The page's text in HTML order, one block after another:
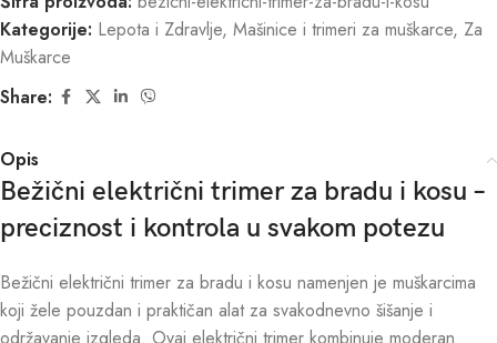
Kategorije: Lepota i Zdravlje, Mašinice i trimeri za muškarce, Za
Muškarce
Share:
Opis
Bežični električni trimer za bradu i kosu –
preciznost i kontrola u svakom potezu
Bežični električni trimer za bradu i kosu namenjen je muškarcima
koji žele pouzdan i praktičan alat za svakodnevno šišanje i
održavanje izgleda. Ovaj električni trimer kombinuje moderan